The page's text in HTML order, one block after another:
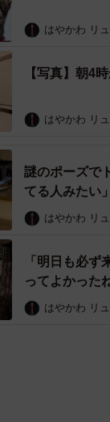
はやかわ リ
【写真】朝4
はやかわ リ
謎のポーズで
てる人みたい」
はやかわ リ
「明日も必
ってよかった
はやかわ リ